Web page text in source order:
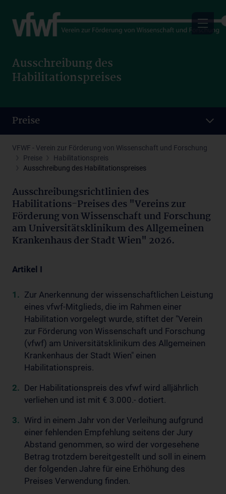
main
Ausschreibung des
Habilitationspreises
Preise
VFWF - Verein zur Förderung von Wissenschaft und Forschung
Preise
Habilitationspreis
Ausschreibung des Habilitationspreises
Ausschreibungsrichtlinien des
Habilitations-Preises des "Vereins zur
Förderung von Wissenschaft und Forschung
am Universitätsklinikum des Allgemeinen
Krankenhaus der Stadt Wien" 2026.
Artikel I
Zur Anerkennung der wissenschaftlichen Leistung
eines vfwf-Mitglieds, die im Rahmen einer
Habilitation vorgelegt wurde, stiftet der "Verein
zur Förderung von Wissenschaft und Forschung
(vfwf) am Universitätsklinikum des Allgemeinen
Krankenhaus der Stadt Wien" einen
Habilitationspreis.
Der Habilitationspreis des vfwf wird alljährlich
verliehen und ist mit € 3.000.- dotiert.
Wird in einem Jahr von der Verleihung aufgrund
einer fehlenden Empfehlung seitens der Jury
Abstand genommen, so wird der vorgesehene
Betrag trotzdem bereitgestellt und soll in einem
der folgenden Jahre für eine Erhöhung des
Preises Verwendung finden.